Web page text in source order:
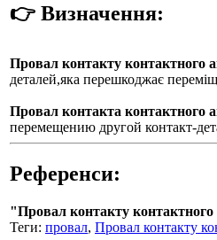
👉 Визначення:
Провал контакту контактного
деталей,яка перешкоджає
Провал контакта контактного
перемещению другой контакт-
Референси:
"Провал контакту контактного
Теги: провал, Провал контакту